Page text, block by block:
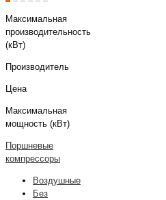
Максимальная
производительность
(кВт)
Производитель
Цена
Максимальная
мощность (кВт)
Поршневые
компрессоры
Воздушные
Без